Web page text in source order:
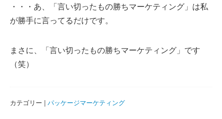
・・・あ、「言い切ったもの勝ちマーケティング」は私
が勝手に言ってるだけです。
まさに、「言い切ったもの勝ちマーケティング」です
（笑）
カテゴリー | パッケージマーケティング